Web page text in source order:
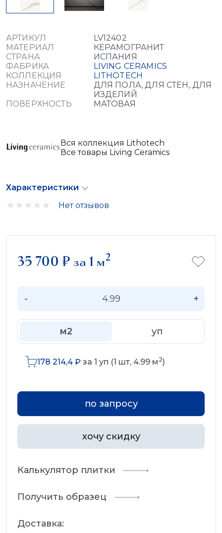
АРТИКУЛ
LV12402
МАТЕРИАЛ
КЕРАМОГРАНИТ
СТРАНА
ИСПАНИЯ
ФАБРИКА
LIVING CERAMICS
КОЛЛЕКЦИЯ
LITHOTECH
НАЗНАЧЕНИЕ
ДЛЯ ПОЛА, ДЛЯ СТЕН, ДЛЯ
ИЗДЕЛИЙ
ПОВЕРХНОСТЬ
МАТОВАЯ
Вся коллекция Lithotech
Все товары Living Ceramics
Характеристики
Нет отзывов
35 700 ₽за 1 м2
- +
м2 уп
178 214,4 ₽ за 1 уп (1 шт, 4.99 м 2)
по запросу
хочу скидку
Калькулятор плитки
Получить образец
Доставка: